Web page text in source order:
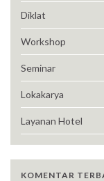
Diklat
Workshop
Seminar
Lokakarya
Layanan Hotel
KOMENTAR